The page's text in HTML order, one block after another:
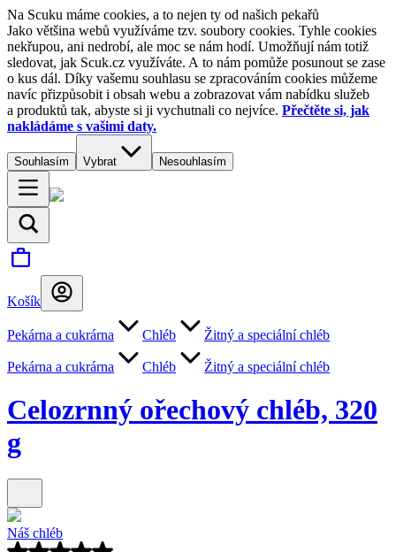
Na Scuku máme cookies, a to nejen ty od našich pekařů
Jako většina webů využíváme tzv. soubory cookies. Tyhle cookies
nekřupou, ani nedrobí, ale moc se nám hodí. Umožňují nám totiž
sledovat, jak Scuk.cz využíváte. A to nám pomůže posunout se zase
o kus dál. Díky vašemu souhlasu se zpracováním cookies můžeme
navíc přizpůsobit i obsah webu a zobrazovat vám nabídku služeb
a produktů tak, abyste si ji vychutnali co nejvíce. Přečtěte si, jak
nakládáme s vašimi daty.
Souhlasím Vybrat Nesouhlasím
Košík
Pekárna a cukrárna Chléb Žitný a speciální chléb
Pekárna a cukrárna Chléb Žitný a speciální chléb
Celozrnný ořechový chléb, 320
g
Náš chléb